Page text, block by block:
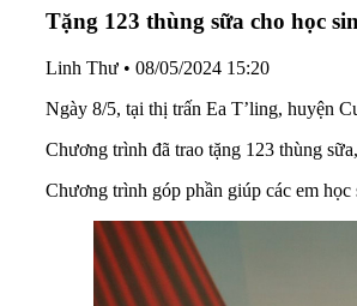
Tặng 123 thùng sữa cho học
Linh Thư • 08/05/2024 15:20
Ngày 8/5, tại thị trấn Ea T’ling, huyện
Chương trình đã trao tặng 123 thùng
Chương trình góp phần giúp các em